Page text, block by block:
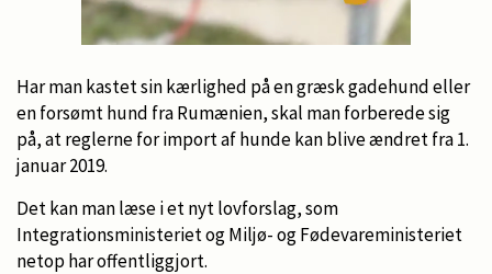
Har man kastet sin kærlighed på en græsk gadehund eller
en forsømt hund fra Rumænien, skal man forberede sig
på, at reglerne for import af hunde kan blive ændret fra 1.
januar 2019.
Det kan man læse i et nyt lovforslag, som
Integrationsministeriet og Miljø- og Fødevareministeriet
netop har offentliggjort.